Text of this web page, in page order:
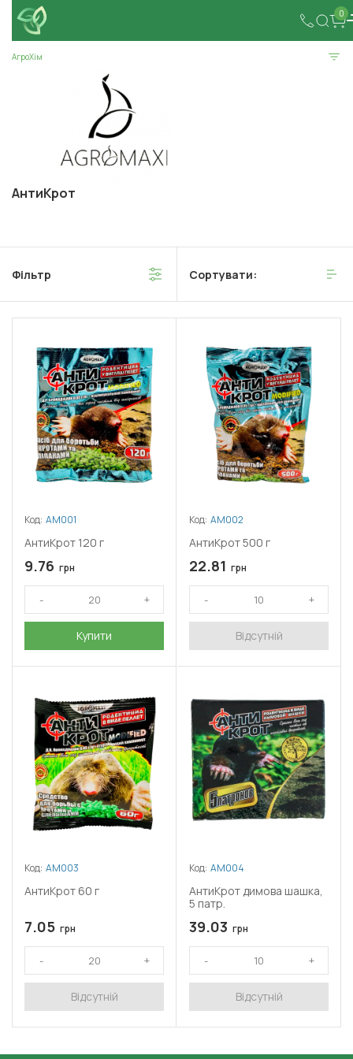
0
АгроХім
АнтиКрот
Фільтр Сортувати:
Код: АМ001
АнтиКрот 120 г
9.76 грн
Купити
Код: АМ002
АнтиКрот 500 г
22.81 грн
Відсутній
Код: АМ003
АнтиКрот 60 г
7.05 грн
Відсутній
Код: АМ004
АнтиКрот димова шашка,
5 патр.
39.03 грн
Відсутній